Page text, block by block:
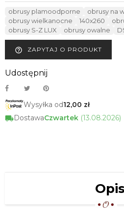
obrusy plamoodporne
obrusy na
obrusy wielkanocne
140x260
obrusy S-Z LUX
obrusy owalne
help_outline ZAPYTAJ O PRODUKT
Udostępnij
Wysyłka od12,00 zł
DostawaCzwartek (13.08.2026)
Opis